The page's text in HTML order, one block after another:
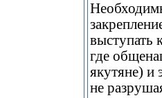
выступать
где
якутяне) и
не